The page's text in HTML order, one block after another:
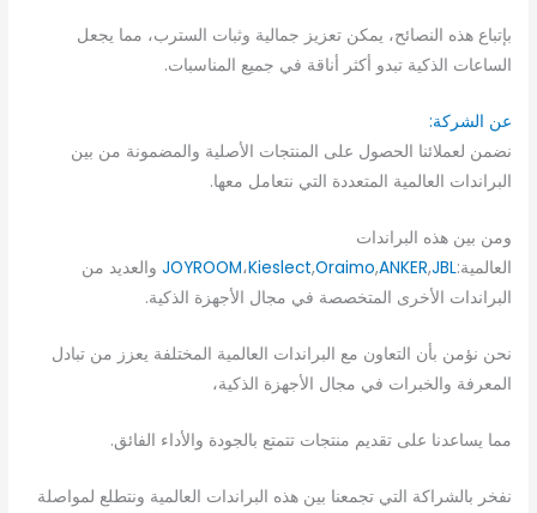
بإتباع هذه النصائح، يمكن تعزيز جمالية وثبات السترب، مما يجعل
الساعات الذكية تبدو أكثر أناقة في جميع المناسبات.
عن الشركة:
نضمن لعملائنا الحصول على المنتجات الأصلية والمضمونة من بين
البراندات العالمية المتعددة التي نتعامل معها.
ومن بين هذه البراندات
العالمية:
JOYROOM،Kieslect,Oraimo,ANKER,JBL
والعديد من
البراندات الأخرى المتخصصة في مجال الأجهزة الذكية.
نحن نؤمن بأن التعاون مع البراندات العالمية المختلفة يعزز من تبادل
المعرفة والخبرات في مجال الأجهزة الذكية،
مما يساعدنا على تقديم منتجات تتمتع بالجودة والأداء الفائق.
نفخر بالشراكة التي تجمعنا بين هذه البراندات العالمية ونتطلع لمواصلة